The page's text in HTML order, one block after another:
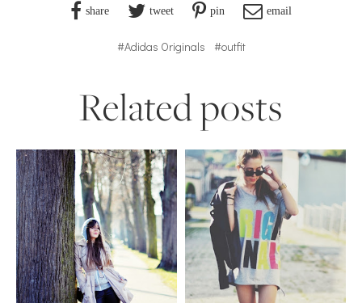
share tweet pin email
#Adidas Originals #outfit
Related posts